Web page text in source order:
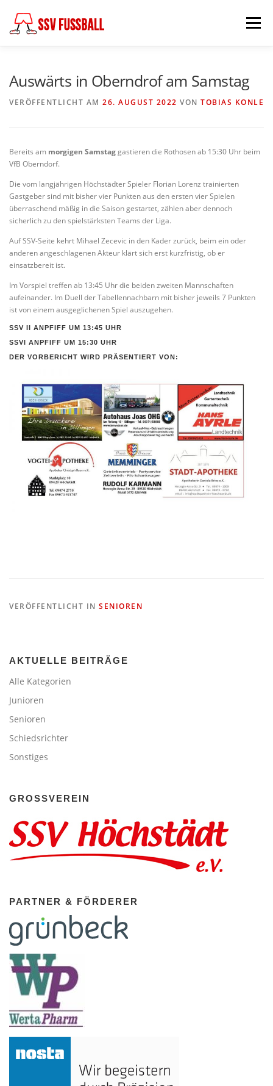
Inhalt
springen
Menü
FÖDERKREIS
KONTAKT
Auswärts in Oberndrof am Samstag
VERÖFFENTLICHT AM 26. AUGUST 2022 VON TOBIAS KONLE
Bereits am morgigen Samstaggastieren die Rothosen ab 15:30 Uhr beim
VfB Oberndorf.
Die vom langjährigen Höchstädter Spieler Florian Lorenz trainierten
Gastgeber sind mit bisher vier Punkten aus den ersten vier Spielen
überraschend mäßig in die Saison gestartet, zählen aber dennoch
sicherlich zu den spielstärksten Teams der Liga.
Auf SSV-Seite kehrt Mihael Zecevic in den Kader zurück, beim ein oder
anderen angeschlagenen Akteur klärt sich erst kurzfristig, ob er
einsatzbereit ist.
Im Vorspiel treffen ab 13:45 Uhr die beiden zweiten Mannschaften
aufeinander. Im Duell der Tabellennachbarn mit bisher jeweils 7 Punkten
ist von einem ausgeglichenen Spiel auszugehen.
SSV II ANPFIFF UM 13:45 UHR
SSVI ANPFIFF UM 15:30 UHR
DER VORBERICHT WIRD PRÄSENTIERT VON:
VERÖFFENTLICHT IN SENIOREN
AKTUELLE BEITRÄGE
Alle Kategorien
Junioren
Senioren
Schiedsrichter
Sonstiges
GROSSVEREIN
PARTNER & FÖRDERER